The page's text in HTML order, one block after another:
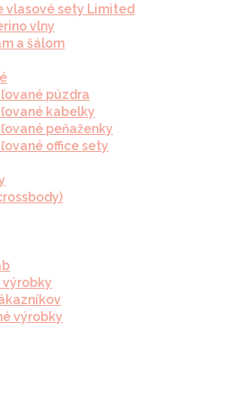
vlasové sety Limited
vlny
a šálom
púzdra
kabelky
peňaženky
office sety
výrobky
výrobky